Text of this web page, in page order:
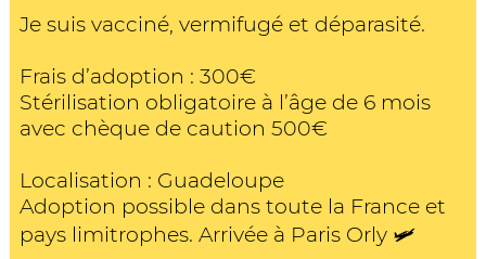
Je suis vacciné, vermifugé et déparasité.
Frais d’adoption : 300€
Stérilisation obligatoire à l’âge de 6 mois
avec chèque de caution 500€
Localisation : Guadeloupe
Adoption possible dans toute la France et
pays limitrophes. Arrivée à Paris Orly 🛩